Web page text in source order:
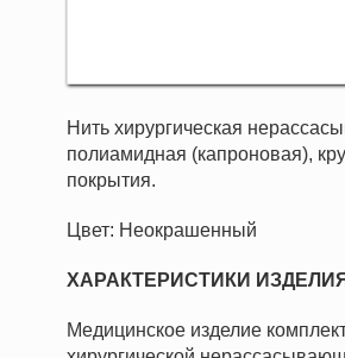
Нить хирургическая
полиамидная (капроновая),
покрытия.
Цвет: Неокрашенный
ХАРАКТЕРИСТИКИ
Медицинское изделие